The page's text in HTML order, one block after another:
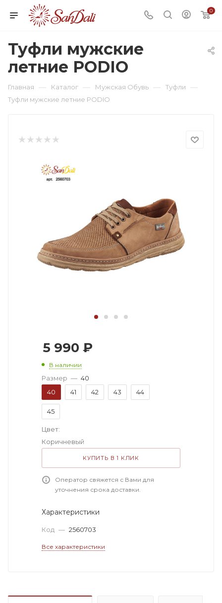
0
Туфли мужские
летние PODIO
Главная — Каталог — Мужская Обувь — Туфли —
Туфли мужские летние PODIO
5 990 ₽
В наличии
Размер — 40
40
41 42 43 44
45
Цвет:
Коричневый
КУПИТЬ В 1 КЛИК
Оператор свяжется с Вами для
уточнения срока доставки.
Характеристики
Код — 2560703
Все характеристики